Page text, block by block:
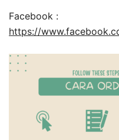
Facebook :
https://